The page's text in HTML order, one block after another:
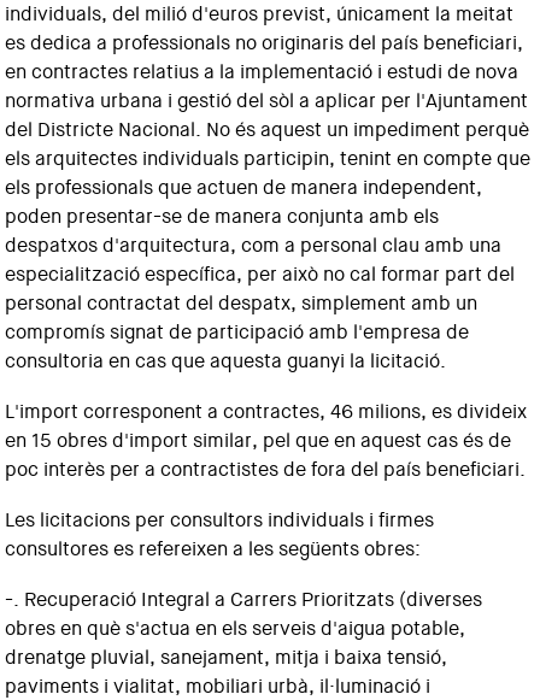
individuals, del milió d'euros previst, únicament la meitat
es dedica a professionals no originaris del país beneficiari,
en contractes relatius a la implementació i estudi de nova
normativa urbana i gestió del sòl a aplicar per l'Ajuntament
del Districte Nacional. No és aquest un impediment perquè
els arquitectes individuals participin, tenint en compte que
els professionals que actuen de manera independent,
poden presentar-se de manera conjunta amb els
despatxos d'arquitectura, com a personal clau amb una
especialització específica, per això no cal formar part del
personal contractat del despatx, simplement amb un
compromís signat de participació amb l'empresa de
consultoria en cas que aquesta guanyi la licitació.
L'import corresponent a contractes, 46 milions, es divideix
en 15 obres d'import similar, pel que en aquest cas és de
poc interès per a contractistes de fora del país beneficiari.
Les licitacions per consultors individuals i firmes
consultores es refereixen a les següents obres:
-. Recuperació Integral a Carrers Prioritzats (diverses
obres en què s'actua en els serveis d'aigua potable,
drenatge pluvial, sanejament, mitja i baixa tensió,
paviments i vialitat, mobiliari urbà, il·luminació i